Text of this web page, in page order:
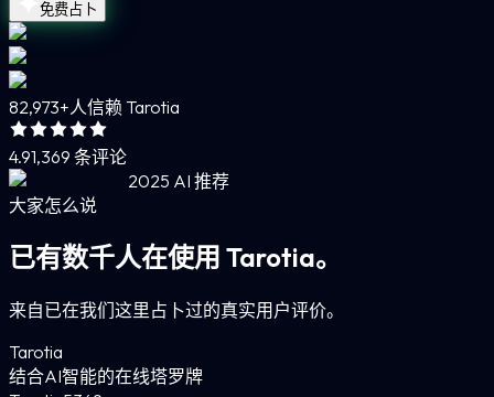
免费占卜
82,973+人信赖 Tarotia
4.91,369 条评论
2025 AI 推荐
大家怎么说
已有数千人在使用 Tarotia。
来自已在我们这里占卜过的真实用户评价。
Tarotia
结合AI智能的在线塔罗牌